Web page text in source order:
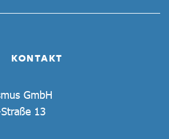
KONTAKT
GmbH
13